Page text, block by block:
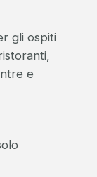
gli ospiti
e